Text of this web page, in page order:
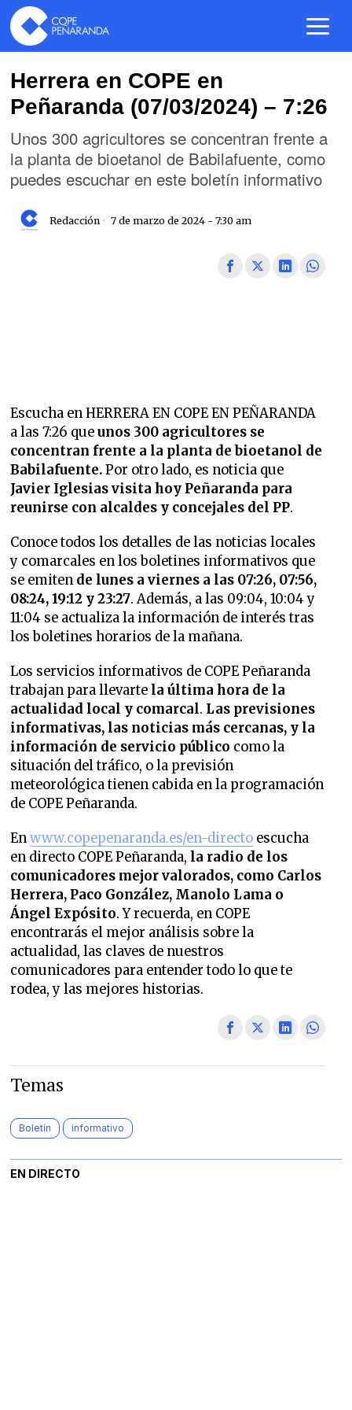
Herrera en COPE en
Peñaranda (07/03/2024) – 7:26
Unos 300 agricultores se concentran frente a
la planta de bioetanol de Babilafuente, como
puedes escuchar en este boletín informativo
Redacción 7 de marzo de 2024 - 7:30 am
Escucha en HERRERA EN COPE EN PEÑARANDA
a las 7:26 queunos 300 agricultores se
concentran frente a la planta de bioetanol de
Babilafuente.Por otro lado, es noticia que
Javier Iglesias visita hoy Peñaranda para
reunirse con alcaldes y concejales del PP.
Conoce todos los detalles de las noticias locales
y comarcales en los boletines informativos que
se emiten de lunes a viernes a las 07:26, 07:56,
08:24, 19:12 y 23:27. Además, a las 09:04, 10:04 y
11:04 se actualiza la información de interés tras
los boletines horarios de la mañana.
Los servicios informativos de COPE Peñaranda
trabajan para llevarte la última hora de la
actualidad local y comarcal. Las previsiones
informativas, las noticias más cercanas, y la
información de servicio público como la
situación del tráfico, o la previsión
meteorológica tienen cabida en la programación
de COPE Peñaranda.
Enwww.copepenaranda.es/en-directo escucha
en directo COPE Peñaranda, la radio de los
comunicadores mejor valorados, como Carlos
Herrera, Paco González, Manolo Lama o
Ángel Expósito. Y recuerda, en COPE
encontrarás el mejor análisis sobre la
actualidad, las claves de nuestros
comunicadores para entender todo lo que te
rodea, y las mejores historias.
Temas
Boletín informativo
EN DIRECTO